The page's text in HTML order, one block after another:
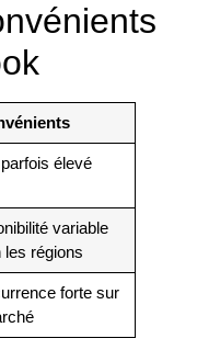
élevé
variable
les régions
forte sur